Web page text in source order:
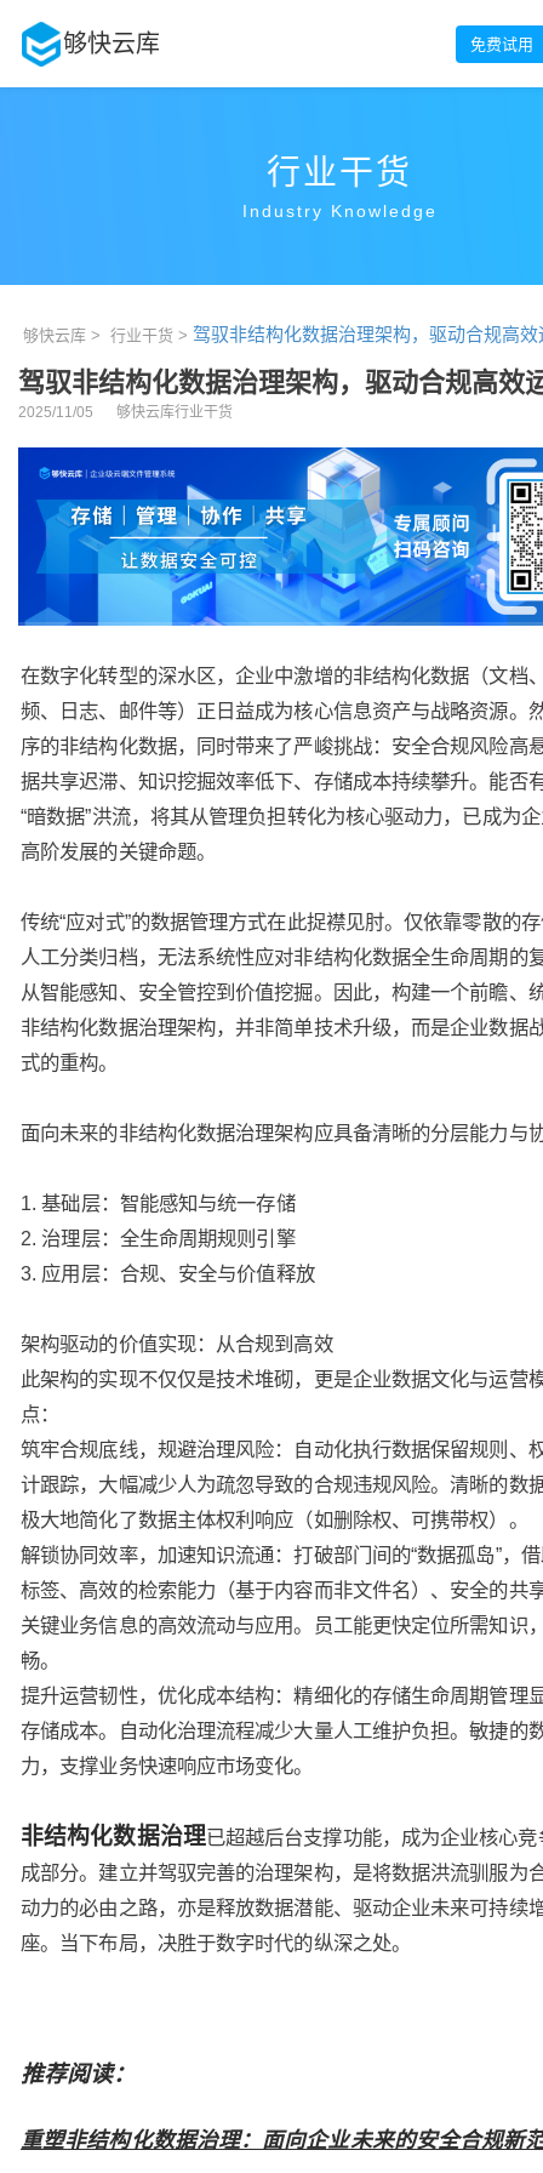
够快云库 免费试用
行业干货
Industry Knowledge
够快云库 > 行业干货 > 驾驭非结构化数据治理架构，驱动合规高效
驾驭非结构化数据治理架构，驱动合规高效
2025/11/05 够快云库行业干货
在数字化转型的深水区，企业中激增的非结构化数据（文档
频、日志、邮件等）正日益成为核心信息资产与战略资源。
序的非结构化数据，同时带来了严峻挑战：安全合规风险高
据共享迟滞、知识挖掘效率低下、存储成本持续攀升。能否
“暗数据”洪流，将其从管理负担转化为核心驱动力，已成为
高阶发展的关键命题。
传统“应对式”的数据管理方式在此捉襟见肘。仅依靠零散的
人工分类归档，无法系统性应对非结构化数据全生命周期
从智能感知、安全管控到价值挖掘。因此，构建一个前瞻、
非结构化数据治理架构，并非简单技术升级，而是企业数据
式的重构。
面向未来的非结构化数据治理架构应具备清晰的分层能力与
1. 基础层：智能感知与统一存储
2. 治理层：全生命周期规则引擎
3. 应用层：合规、安全与价值释放
架构驱动的价值实现：从合规到高效
此架构的实现不仅仅是技术堆砌，更是企业数据文化与运营
点：
筑牢合规底线，规避治理风险：自动化执行数据保留规则、
计跟踪，大幅减少人为疏忽导致的合规违规风险。清晰的数
极大地简化了数据主体权利响应（如删除权、可携带权）。
解锁协同效率，加速知识流通：打破部门间的“数据孤岛”，
标签、高效的检索能力（基于内容而非文件名）、安全的共
关键业务信息的高效流动与应用。员工能更快定位所需知识
畅。
提升运营韧性，优化成本结构：精细化的存储生命周期管理
存储成本。自动化治理流程减少大量人工维护负担。敏捷的
力，支撑业务快速响应市场变化。
非结构化数据治理已超越后台支撑功能，成为企业核心
成部分。建立并驾驭完善的治理架构，是将数据洪流驯服为
动力的必由之路，亦是释放数据潜能、驱动企业未来可持续
座。当下布局，决胜于数字时代的纵深之处。
推荐阅读：
重塑非结构化数据治理：面向企业未来的安全合规新